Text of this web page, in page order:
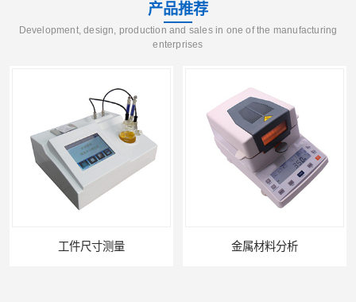
产品推荐
Development, design, production and sales in one of the manufacturing
enterprises
工件尺寸测量 金属材料分析